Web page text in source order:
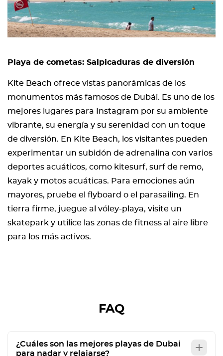
Playa de cometas: Salpicaduras de diversión
Kite Beach ofrece vistas panorámicas de los
monumentos más famosos de Dubái. Es uno de los
mejores lugares para Instagram por su ambiente
vibrante, su energía y su serenidad con un toque
de diversión. En Kite Beach, los visitantes pueden
experimentar un subidón de adrenalina con varios
deportes acuáticos, como kitesurf, surf de remo,
kayak y motos acuáticas. Para emociones aún
mayores, pruebe el flyboard o el parasailing. En
tierra firme, juegue al vóley-playa, visite un
skatepark y utilice las zonas de fitness al aire libre
para los más activos.
FAQ
¿Cuáles son las mejores playas de Dubai
para nadar y relajarse?